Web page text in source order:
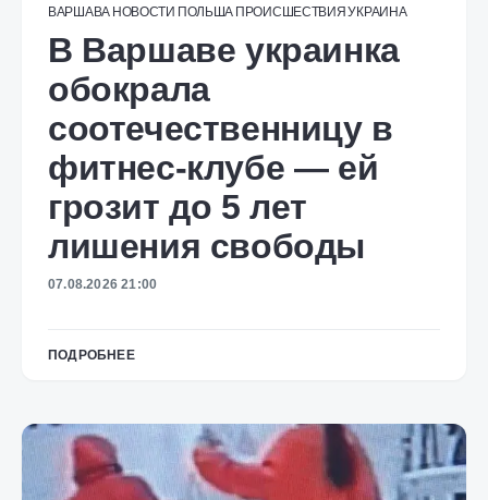
ВАРШАВА НОВОСТИ ПОЛЬША ПРОИСШЕСТВИЯ УКРАИНА
В Варшаве украинка
обокрала
соотечественницу в
фитнес-клубе — ей
грозит до 5 лет
лишения свободы
07.08.2026 21:00
ПОДРОБНЕЕ